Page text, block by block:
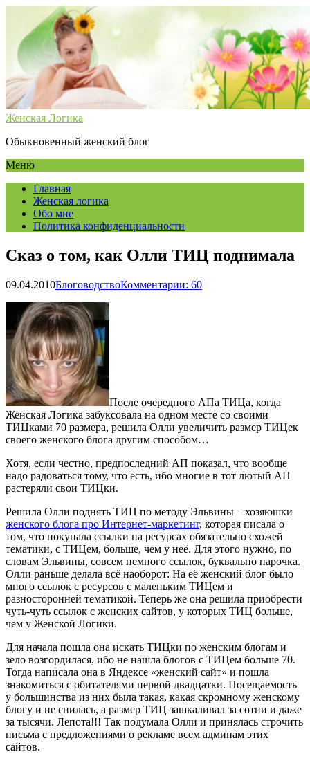
Женская Логика
Обыкновенный женский блог
Меню
Главная
Женская логика
Обо мне
Политика конфиденциальности
Сказ о том, как Олли ТИЦ поднимала
09.04.2010БлоговодствоКомментарии: 60
После очередного АПа ТИЦа, когда
Женская Логика забуксовала на одном месте со своими
ТИЦками 70 размера, решила Олли увеличить размер ТИЦек
своего женского блога другим способом…
Хотя, если честно, предпоследний АП показал, что вообще
надо радоваться тому, что есть, ибо многие в тот лютый АП
растеряли свои ТИЦки.
Решила Олли поднять ТИЦ по методу Эльвины – хозяюшки
женского блога про Интернет-маркетинг, которая писала о
том, что покупала ссылки на ресурсах обязательно схожей
тематики, с ТИЦем, больше, чем у неё. Для этого нужно, по
словам Эльвины, совсем немного ссылок, буквально парочка.
Олли раньше делала всё наоборот: На её женский блог было
много ссылок с ресурсов с маленьким ТИЦем и
разносторонней тематикой. Теперь же она решила приобрести
чуть-чуть ссылок с женских сайтов, у которых ТИЦ больше,
чем у Женской Логики.
Для начала пошла она искать ТИЦки по женским блогам и
зело возгордилася, ибо не нашла блогов с ТИЦем больше 70.
Тогда написала она в Яндексе «женский сайт» и пошла
знакомиться с обитателями первой двадцатки. Посещаемость
у большинства из них была такая, какая скромному женскому
блогу и не снилась, а размер ТИЦ зашкаливал за сотни и даже
за тысячи. Лепота!!! Так подумала Олли и принялась строчить
письма с предложениями о рекламе всем админам этих
сайтов.